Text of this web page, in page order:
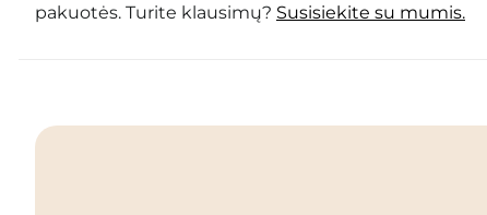
pakuotės. Turite klausimų? Susisiekite su mumis.